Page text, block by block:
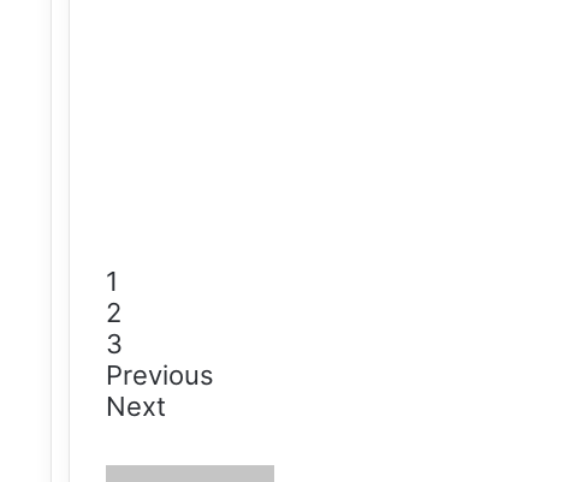
1
2
3
Previous
Next